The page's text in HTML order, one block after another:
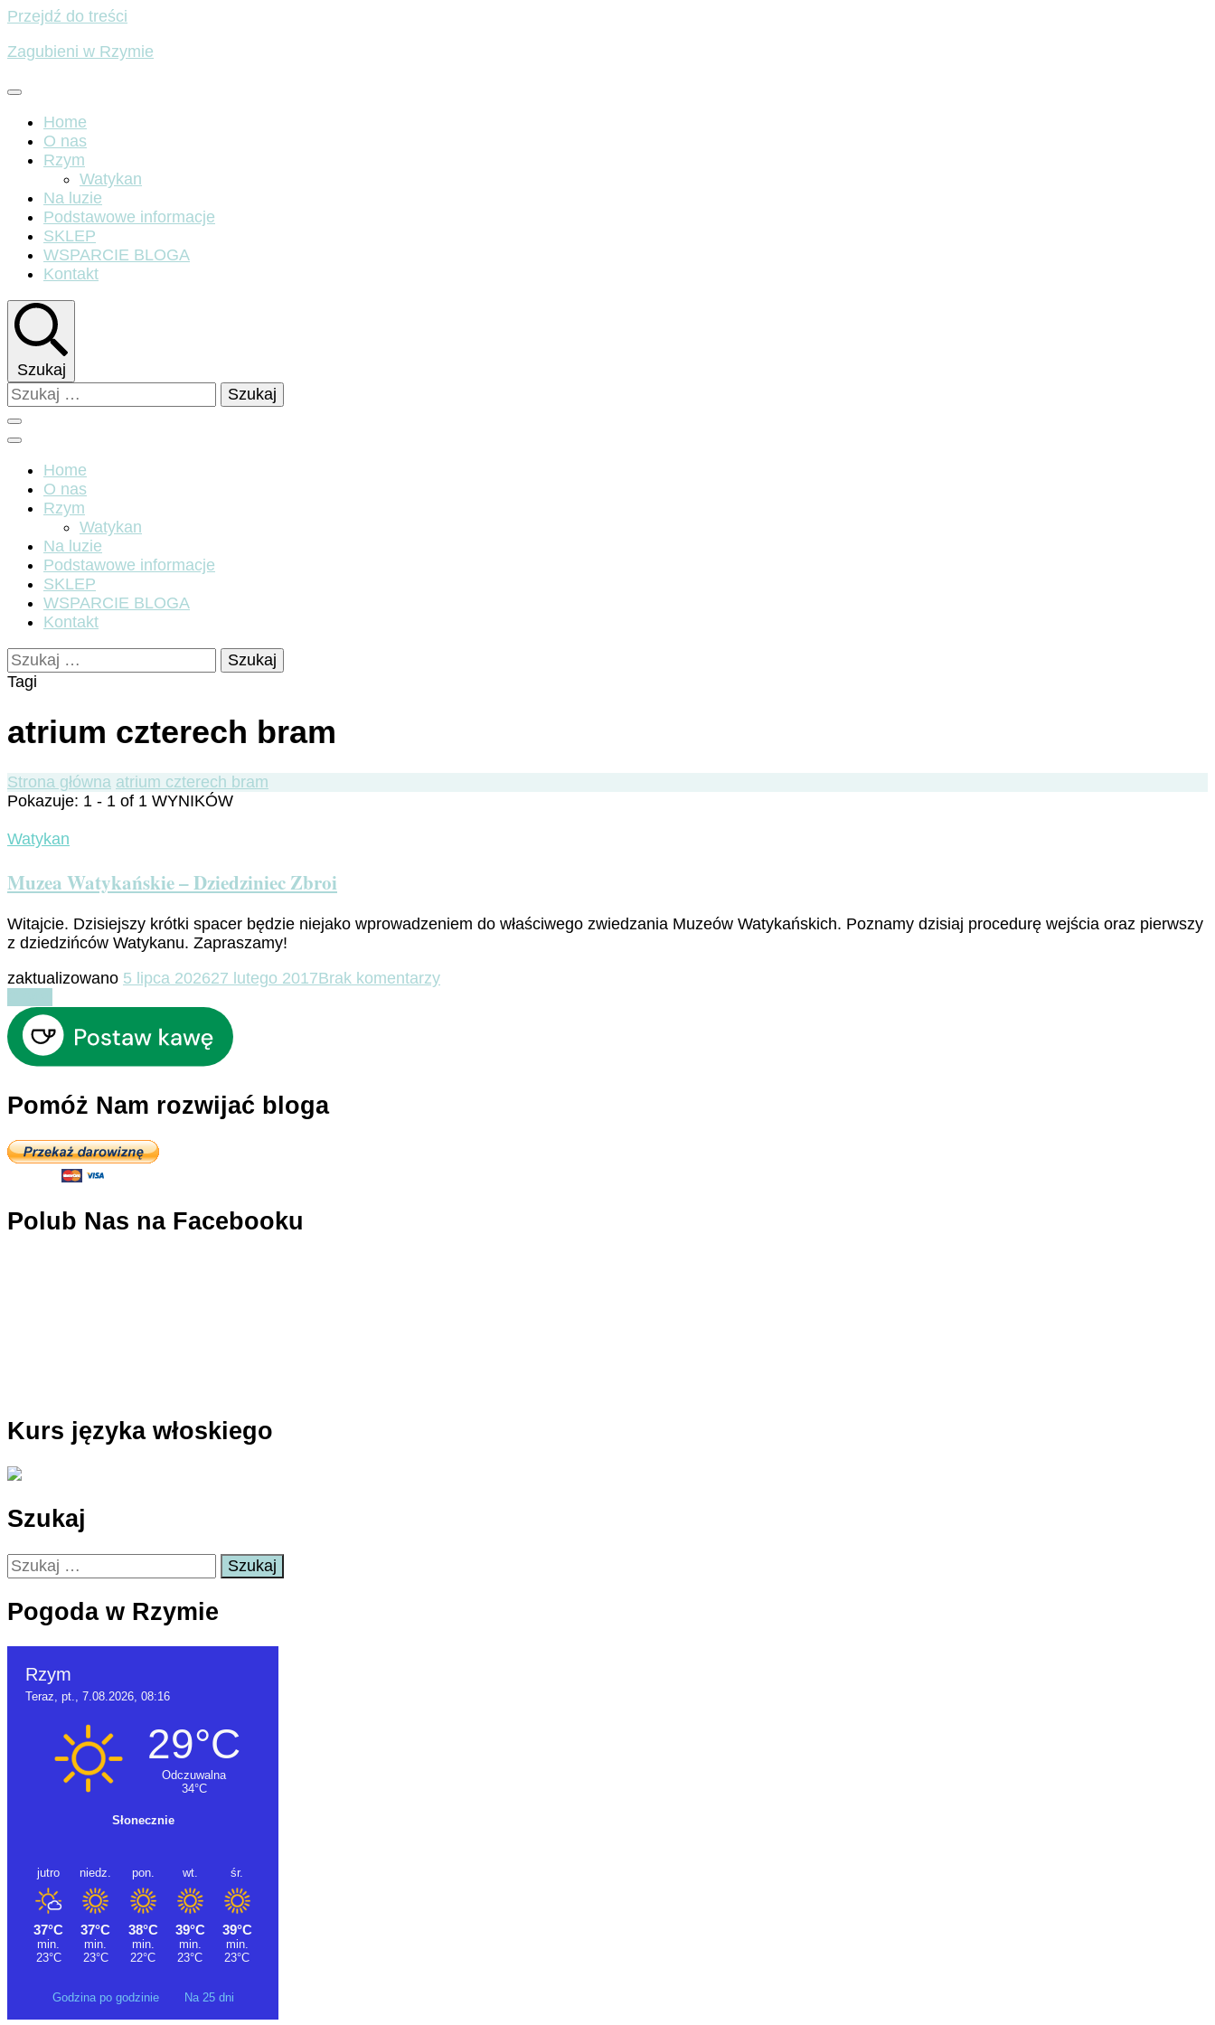
Przejdź do treści
Zagubieni w Rzymie
Home
O nas
Rzym
Watykan
Na luzie
Podstawowe informacje
SKLEP
WSPARCIE BLOGA
Kontakt
Szukaj
Szukaj:
Home
O nas
Rzym
Watykan
Na luzie
Podstawowe informacje
SKLEP
WSPARCIE BLOGA
Kontakt
Szukaj:
Tagi
atrium czterech bram
Strona główna atrium czterech bram
Pokazuje: 1 - 1 of 1 WYNIKÓW
Watykan
Muzea Watykańskie – Dziedziniec Zbroi
Witajcie. Dzisiejszy krótki spacer będzie niejako wprowadzeniem do właściwego zwiedzania Muzeów Watykańskich. Poznamy dzisiaj procedurę wejścia oraz pierwszy
z dziedzińców Watykanu. Zapraszamy!
zaktualizowano 5 lipca 202627 lutego 2017Brak komentarzydo
Pomóż Nam rozwijać bloga
Polub Nas na Facebooku
Kurs języka włoskiego
Szukaj
Szukaj:
Pogoda w Rzymie
Godzina po godzinie Na 25 dni